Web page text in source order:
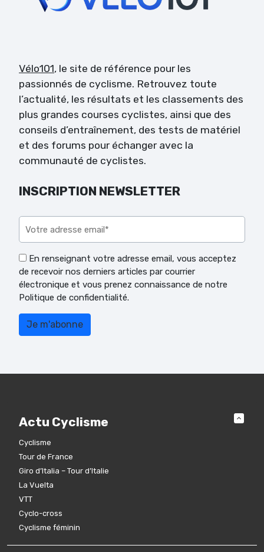
Vélo101, le site de référence pour les
passionnés de cyclisme. Retrouvez toute
l’actualité, les résultats et les classements des
plus grandes courses cyclistes, ainsi que des
conseils d’entraînement, des tests de matériel
et des forums pour échanger avec la
communauté de cyclistes.
INSCRIPTION NEWSLETTER
En renseignant votre adresse email, vous acceptez
de recevoir nos derniers articles par courrier
électronique et vous prenez connaissance de notre
Politique de confidentialité.
Actu Cyclisme
Cyclisme
Tour de France
Giro d’Italia – Tour d’Italie
La Vuelta
VTT
Cyclo-cross
Cyclisme féminin